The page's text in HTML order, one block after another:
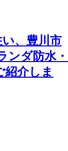
、豊川市
ンダ防水・
紹介しま